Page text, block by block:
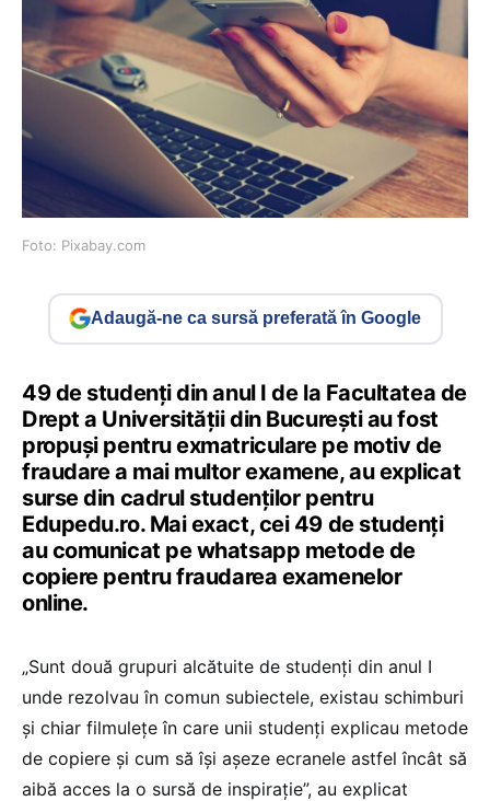
Foto: Pixabay.com
Adaugă-ne ca sursă preferată în Google
49 de studenți din anul I de la Facultatea de
Drept a Universității din București au fost
propuși pentru exmatriculare pe motiv de
fraudare a mai multor examene, au explicat
surse din cadrul studenților pentru
Edupedu.ro. Mai exact, cei 49 de studenți
au comunicat pe whatsapp metode de
copiere pentru fraudarea examenelor
online.
„Sunt două grupuri alcătuite de studenți din anul I
unde rezolvau în comun subiectele, existau schimburi
și chiar filmulețe în care unii studenți explicau metode
de copiere și cum să își așeze ecranele astfel încât să
aibă acces la o sursă de inspirație”, au explicat